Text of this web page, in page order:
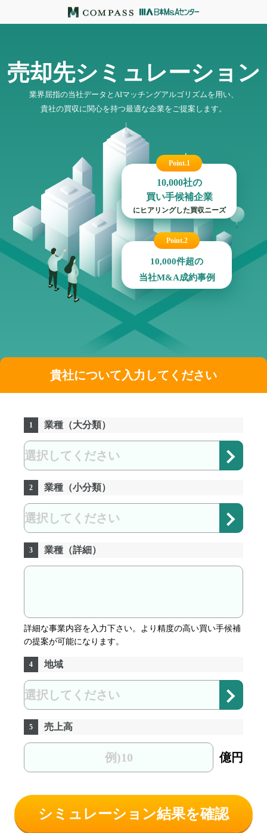
売却先シミュレーション
業界屈指の当社データとAIマッチングアルゴリズムを用い、
貴社の買収に関心を持つ最適な企業をご提案します。
Point.1
10,000社の
買い手候補企業
にヒアリングした買収ニーズ
Point.2
10,000件超の
当社M&A成約事例
貴社について入力してください
1 業種（大分類）
2 業種（小分類）
3 業種（詳細）
詳細な事業内容を入力下さい。より精度の高い買い手候補
の提案が可能になります。
4 地域
5 売上高
億円
シミュレーション結果を確認